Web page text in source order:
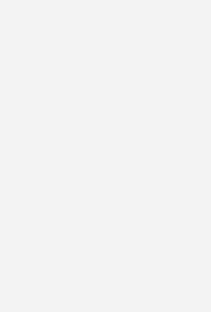
Zubau bis 2030 einstellt“, so
wohl die Windenergie liefern.
GW beitragen, Biogas vielleicht
ein Hemmschuh. Eine
mit PV zu
wird demnach am effizientesten
der erforderliche Netzausbau auf ein
so klang es bei der Vorstellung der
windlastige Länder nun Solar auf
umgekehrt. Ein Land wie Bayern
Während die dortige Regierung
erforderlichen Schritt eingeleitet hat,
Windland mit Solar-Ambitionen eher